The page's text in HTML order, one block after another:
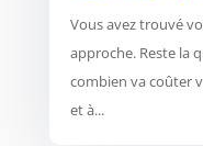
Vous avez trouvé
approche. Reste la
combien va coûter
et à...